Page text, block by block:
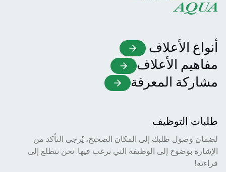
أنواع الأعلاف
مفاهيم الأعلاف
مشاركة المعرفة
طلبات التوظيف
لضمان وصول طلبك إلى المكان الصحيح، يُرجى التأكد من
الإشارة بوضوح إلى الوظيفة التي ترغب فيها. نحن نتطلع إلى
قراءته!